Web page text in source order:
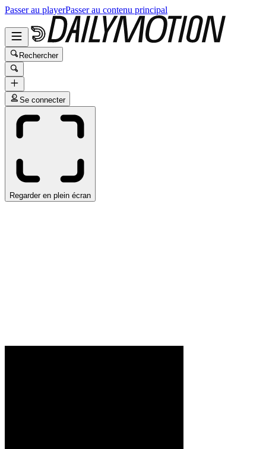
Passer au playerPasser au contenu principal
Rechercher
Se connecter
Regarder en plein écran